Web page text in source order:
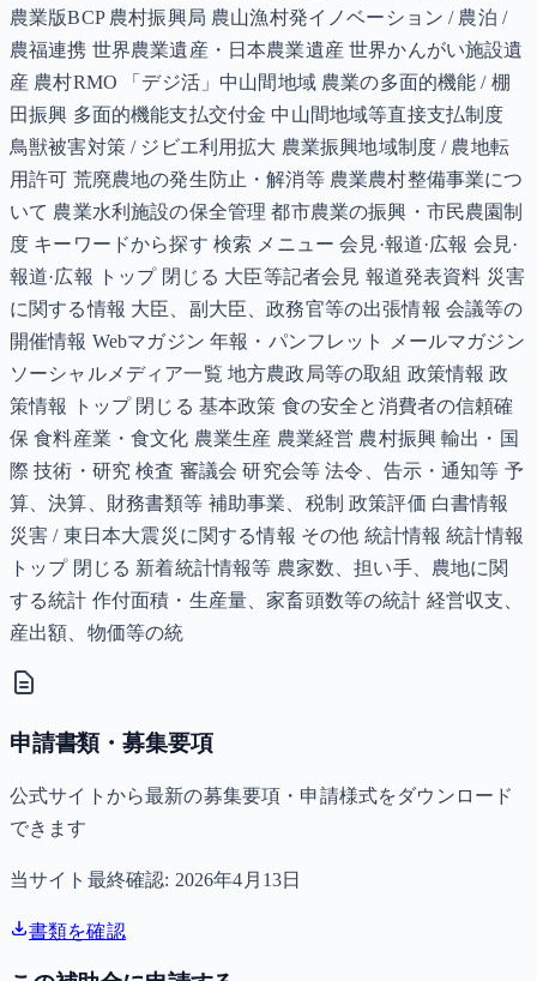
農業版BCP 農村振興局 農山漁村発イノベーション / 農泊 /
農福連携 世界農業遺産・日本農業遺産 世界かんがい施設遺
産 農村RMO 「デジ活」中山間地域 農業の多面的機能 / 棚
田振興 多面的機能支払交付金 中山間地域等直接支払制度
鳥獣被害対策 / ジビエ利用拡大 農業振興地域制度 / 農地転
用許可 荒廃農地の発生防止・解消等 農業農村整備事業につ
いて 農業水利施設の保全管理 都市農業の振興・市民農園制
度 キーワードから探す 検索 メニュー 会見·報道·広報 会見·
報道·広報 トップ 閉じる 大臣等記者会見 報道発表資料 災害
に関する情報 大臣、副大臣、政務官等の出張情報 会議等の
開催情報 Webマガジン 年報・パンフレット メールマガジン
ソーシャルメディア一覧 地方農政局等の取組 政策情報 政
策情報 トップ 閉じる 基本政策 食の安全と消費者の信頼確
保 食料産業・食文化 農業生産 農業経営 農村振興 輸出・国
際 技術・研究 検査 審議会 研究会等 法令、告示・通知等 予
算、決算、財務書類等 補助事業、税制 政策評価 白書情報
災害 / 東日本大震災に関する情報 その他 統計情報 統計情報
トップ 閉じる 新着統計情報等 農家数、担い手、農地に関
する統計 作付面積・生産量、家畜頭数等の統計 経営収支、
産出額、物価等の統
申請書類・募集要項
公式サイトから最新の募集要項・申請様式をダウンロード
できます
当サイト最終確認: 2026年4月13日
書類を確認